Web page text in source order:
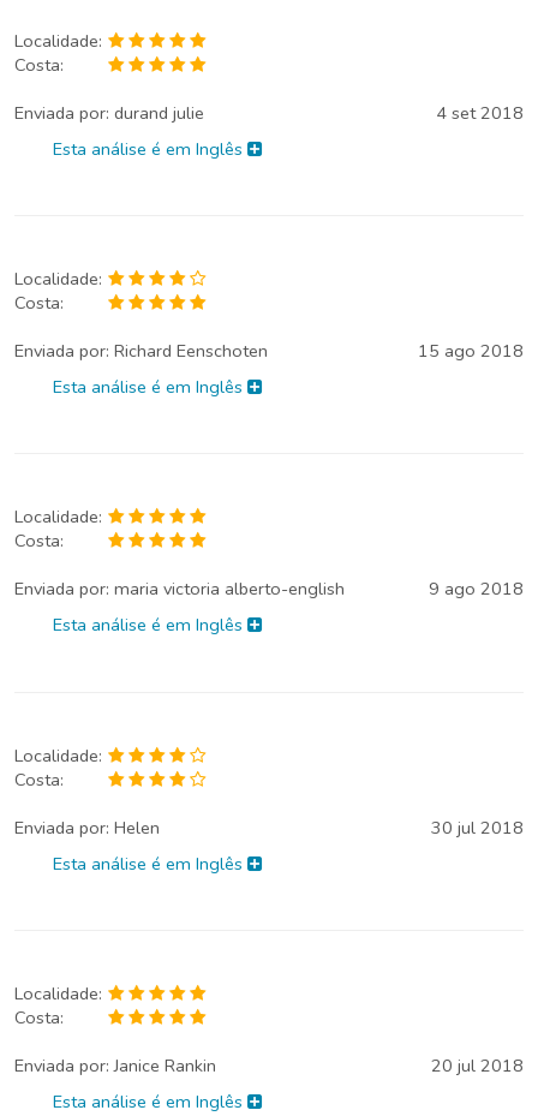
Localidade:
Costa:
Enviada por: durand julie
4 set 2018
Esta análise é em Inglês
Localidade:
Costa:
Enviada por: Richard Eenschoten
15 ago 2018
Esta análise é em Inglês
Localidade:
Costa:
Enviada por: maria victoria alberto-english
9 ago 2018
Esta análise é em Inglês
Localidade:
Costa:
Enviada por: Helen
30 jul 2018
Esta análise é em Inglês
Localidade:
Costa:
Enviada por:Janice Rankin
20 jul 2018
Esta análise é em Inglês